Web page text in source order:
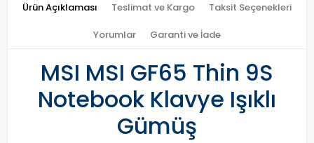
Ürün Açıklaması Teslimat ve Kargo Taksit Seçenekleri
Yorumlar Garanti ve İade
MSI MSI GF65 Thin 9S
Notebook Klavye Işıklı
Gümüş